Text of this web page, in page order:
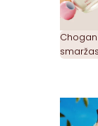
smaržas